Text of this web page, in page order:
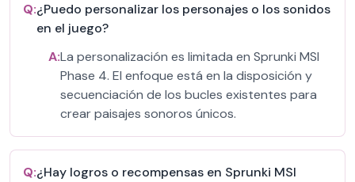
Q:¿Puedo personalizar los personajes o los sonidos
en el juego?
A:La personalización es limitada en Sprunki MSI
Phase 4. El enfoque está en la disposición y
secuenciación de los bucles existentes para
crear paisajes sonoros únicos.
Q:¿Hay logros o recompensas en Sprunki MSI